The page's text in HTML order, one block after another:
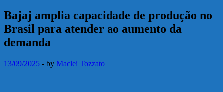
Bajaj amplia capacidade de produção no
Brasil para atender ao aumento da
demanda
13/09/2025 - by Maclei Tozzato